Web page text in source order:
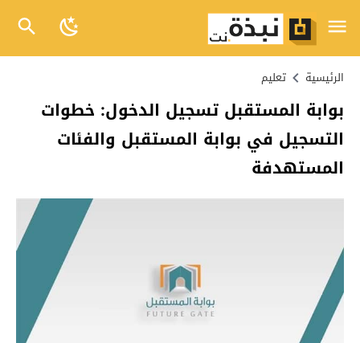
الرئيسية تعليم
بوابة المستقبل تسجيل الدخول: خطوات
التسجيل في بوابة المستقبل والفئات
المستهدفة